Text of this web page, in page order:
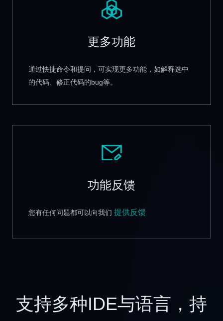
更多功能
通过快捷命令和提问，可实现更多功能，如解释选中
的代码、修正代码的bug等。
功能反馈
您有任何问题都可以向我们 提供反馈
支持多种IDE与语言，持